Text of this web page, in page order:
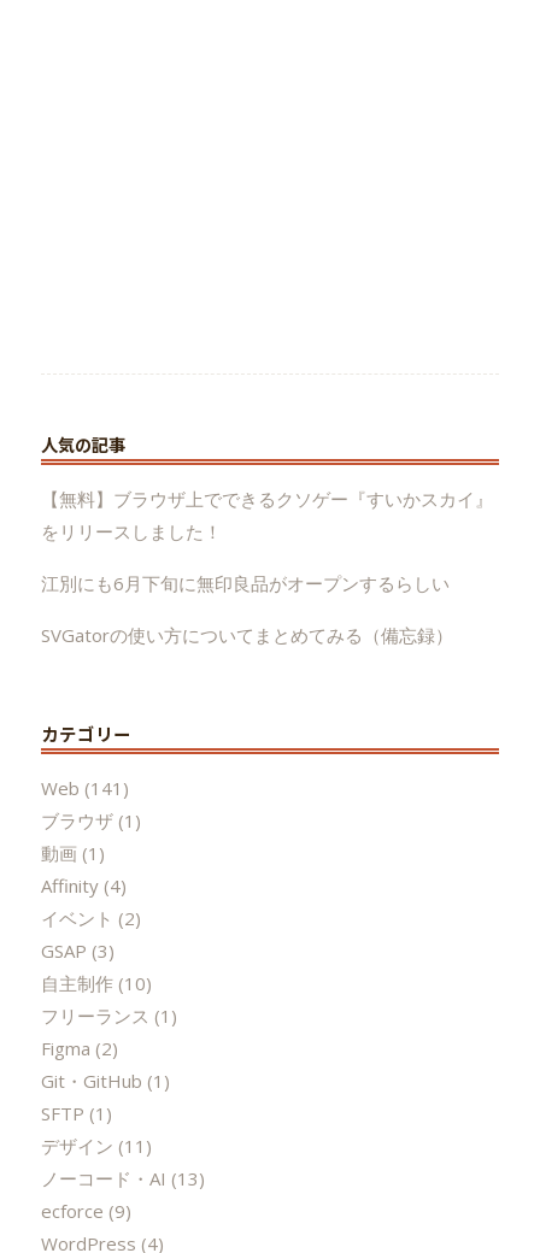
人気の記事
【無料】ブラウザ上でできるクソゲー『すいかスカイ』
をリリースしました！
江別にも6月下旬に無印良品がオープンするらしい
SVGatorの使い方についてまとめてみる（備忘録）
カテゴリー
Web (141)
ブラウザ(1)
動画 (1)
Affinity(4)
イベント (2)
GSAP (3)
自主制作(10)
フリーランス (1)
Figma (2)
Git・GitHub (1)
SFTP (1)
デザイン (11)
ノーコード・AI (13)
ecforce (9)
WordPress (4)